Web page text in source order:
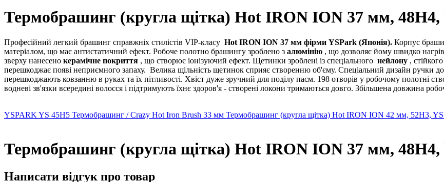
Термобрашинг (кругла щітка) Hot IRON ION 37 мм, 48H4,
Професійний легкий брашинг справжніх стилістів VIP-класу Hot IRON ION 37 мм фірми YSPark (Японія). Корпус
матеріалом, що має антистатичний ефект. Робоче полотно брашингу зроблено з алюмінію , що дозволяє йому швидко
зверху нанесено керамічне покриття , що створює іонізуючий ефект. Щетинки зроблені із спеціального нейлону ,
перешкоджає появі неприємного запаху. Велика щільність щетинок сприяє створенню об'єму. Спеціальний дизайн ручки
перешкоджають ковзанню в руках та їх пітливості. Хвіст дуже зручний для поділу пасм. 198 отворів у робочому полотні
водневі зв'язки всередині волосся і підтримують їхнє здоров'я - створені локони тримаються довго. Збільшена довжина
YSPARK YS 45H5 Термобрашинг / Crazy Hot Iron Brush 33 мм Термобрашинг (кругла щітка) Hot IRON ION 42 мм, 52H3,
Термобрашинг (кругла щітка) Hot IRON ION 37 мм, 48H4,
Написати відгук про товар